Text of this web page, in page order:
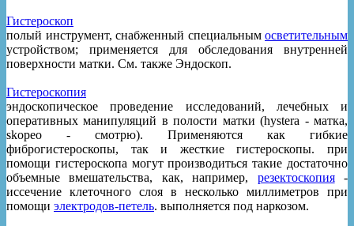
Гистероскоп
полый инструмент, снабженный специальным осветительным
устройством; применяется для обследования внутренней
поверхности матки. См. также Эндоскоп.
Гистероскопия
эндоскопическое проведение исследований, лечебных и
оперативных манипуляций в полости матки (hystera - матка,
skopeo - смотрю). Применяются как гибкие
фиброгистероскопы, так и жесткие гистероскопы. при
помощи гистероскопа могут производиться такие достаточно
объемные вмешательства, как, например, резектоскопия-
иссечение клеточного слоя в несколько миллиметров при
помощи электродов-петель. выполняется под наркозом.